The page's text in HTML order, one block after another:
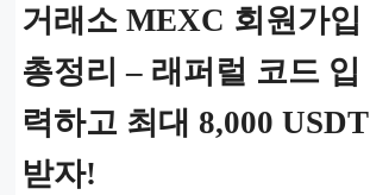
거래소 MEXC 회원가입
총정리 – 래퍼럴 코드 입
력하고 최대 8,000 USDT
받자!